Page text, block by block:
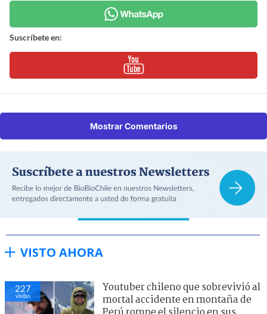
Suscríbete en:
Mostrar Comentarios
VISTO AHORA
227
visitas
Youtuber chileno que sobrevivió al
mortal accidente en montaña de